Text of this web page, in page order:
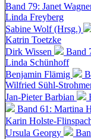
Band 79: Janet
Linda Freyberg
Sabine Wolf (Hrsg.)
Katrin Toetzke
Dirk Wissen
Band
Linda Schünhoff
Benjamin Flämig
Wilfried Sühl-
Jan-Pieter Barbian
Band 61: Martina
Karin Holste-
Ursula Georgy